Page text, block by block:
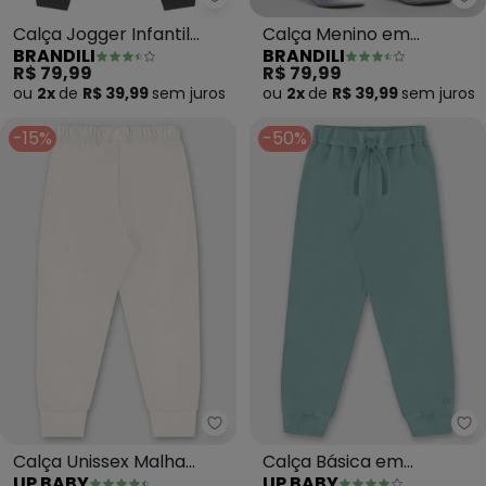
Brandili - Calça Jogger Infantil
Calça Jogger Infantil
Menino em Moletinho
(Cinza)
BRANDILI
R$ 79,99
ou 2x de R$ 39,99 sem juros
Calça Menino em
Moletinho (Marrom)
BRANDILI
R$ 79,99
ou 2x de R$ 39,99 sem juros
-15%
Up Baby - Calça Unissex
Calça Unissex Malha
-50%
Calça Básica em